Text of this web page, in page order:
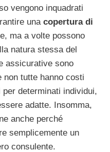
vengono inquadrati
una copertura di
ma a volte possono
natura stessa del
assicurative sono
non tutte hanno costi
determinati individui,
adatte. Insomma,
anche perché
semplicemente un
consulente.